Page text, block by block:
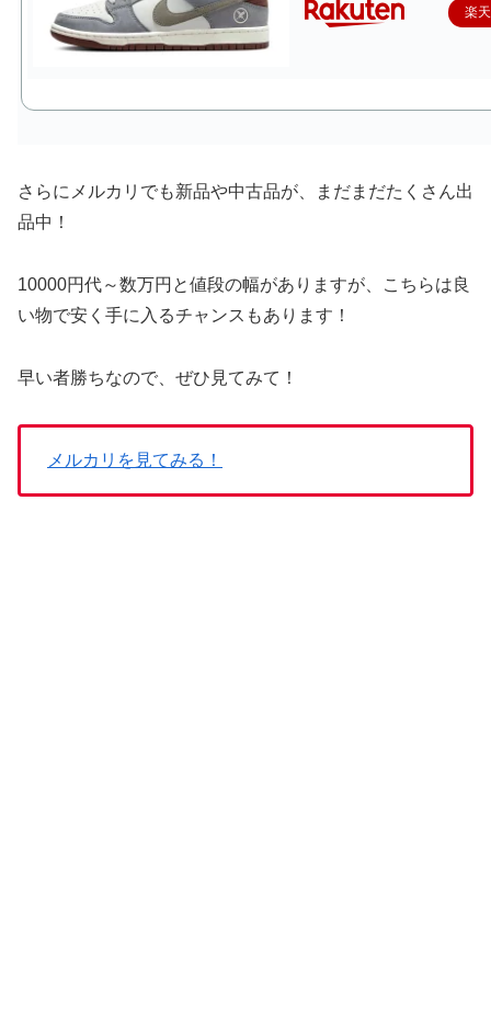
楽
さらにメルカリでも新品や中古品が、まだまだたくさん出
品中！
10000円代～数万円と値段の幅がありますが、こちらは良
い物で安く手に入るチャンスもあります！
早い者勝ちなので、ぜひ見てみて！
メルカリを見てみる！